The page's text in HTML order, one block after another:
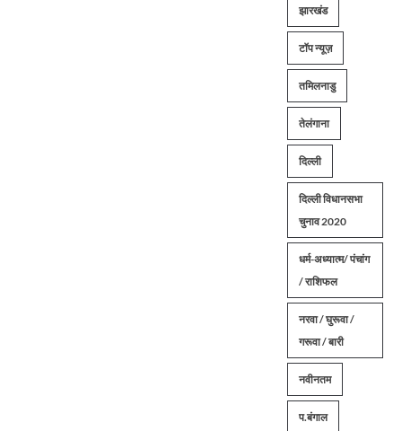
झारखंड
टॉप न्यूज़
तमिलनाडु
तेलंगाना
दिल्ली
दिल्ली विधानसभा
चुनाव 2020
धर्म-अध्यात्म/ पंचांग
/ राशिफल
नरवा / घुरूवा /
गरूवा / बारी
नवीनतम
प.बंगाल